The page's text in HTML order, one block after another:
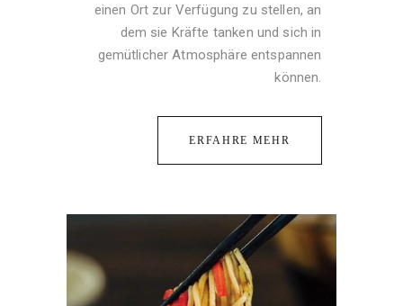
einen Ort zur Verfügung zu stellen, an
dem sie Kräfte tanken und sich in
gemütlicher Atmosphäre entspannen
können.
ERFAHRE MEHR